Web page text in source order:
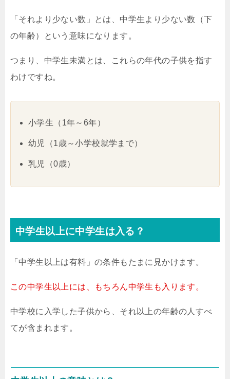
「それより少ない数」とは、中学生より少ない数（下
の年齢）という意味になります。
つまり、中学生未満とは、これらの年代の子供を指す
わけですね。
小学生（1年～6年）
幼児（1歳～小学校就学まで）
乳児（0歳）
中学生以上に中学生は入る？
「中学生以上は有料」の条件もたまに見かけます。
この中学生以上には、もちろん中学生も入ります。
中学校に入学した子供から、それ以上の年齢の人すべ
てが含まれます。